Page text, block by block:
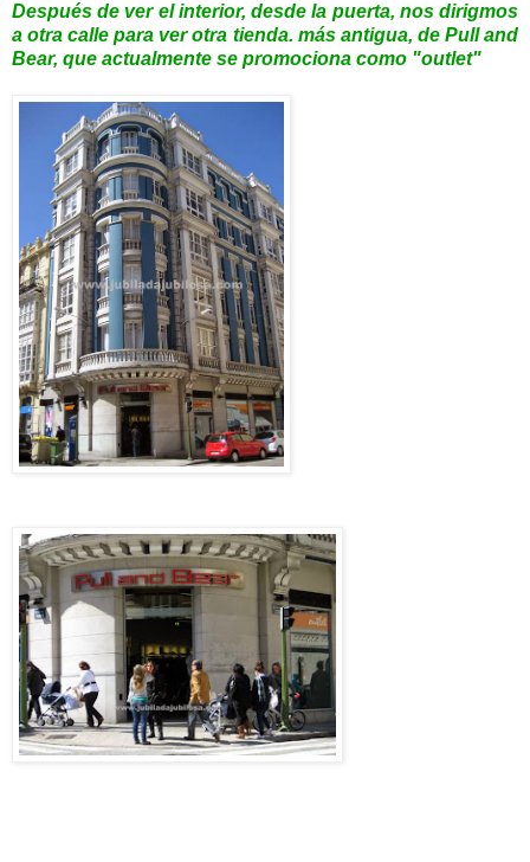
Después de ver el interior, desde la puerta, nos dirigmos
a otra calle para ver otra tienda. más antigua, de Pull and
Bear, que actualmente se promociona como "outlet"